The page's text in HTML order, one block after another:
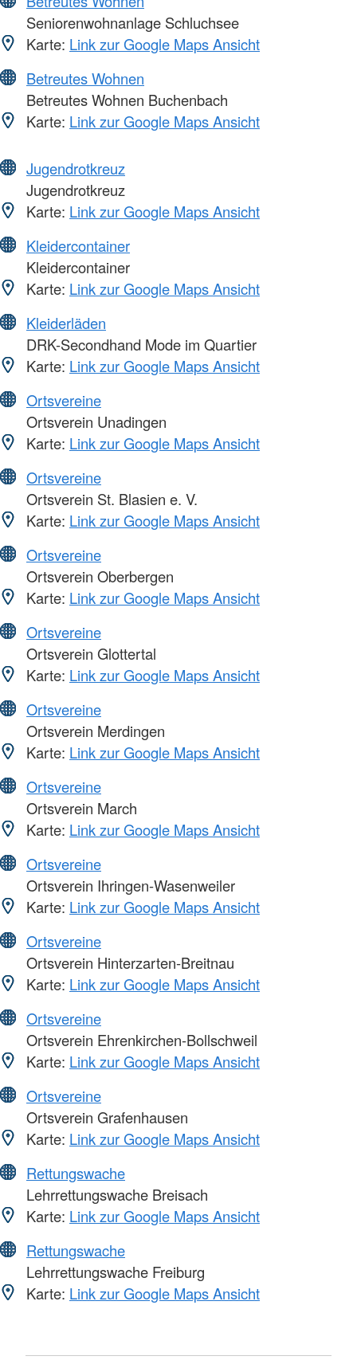
Seniorenwohnanlage Schluchsee
Karte: Link zur Google Maps Ansicht
Betreutes Wohnen
Betreutes Wohnen Buchenbach
Karte: Link zur Google Maps Ansicht
Jugendrotkreuz
Jugendrotkreuz
Karte: Link zur Google Maps Ansicht
Kleidercontainer
Kleidercontainer
Karte: Link zur Google Maps Ansicht
Kleiderläden
DRK-Secondhand Mode im Quartier
Karte: Link zur Google Maps Ansicht
Ortsvereine
Ortsverein Unadingen
Karte: Link zur Google Maps Ansicht
Ortsvereine
Ortsverein St. Blasien e. V.
Karte: Link zur Google Maps Ansicht
Ortsvereine
Ortsverein Oberbergen
Karte: Link zur Google Maps Ansicht
Ortsvereine
Ortsverein Glottertal
Karte: Link zur Google Maps Ansicht
Ortsvereine
Ortsverein Merdingen
Karte: Link zur Google Maps Ansicht
Ortsvereine
Ortsverein March
Karte: Link zur Google Maps Ansicht
Ortsvereine
Ortsverein Ihringen-Wasenweiler
Karte: Link zur Google Maps Ansicht
Ortsvereine
Ortsverein Hinterzarten-Breitnau
Karte: Link zur Google Maps Ansicht
Ortsvereine
Ortsverein Ehrenkirchen-Bollschweil
Karte: Link zur Google Maps Ansicht
Ortsvereine
Ortsverein Grafenhausen
Karte: Link zur Google Maps Ansicht
Rettungswache
Lehrrettungswache Breisach
Karte: Link zur Google Maps Ansicht
Rettungswache
Lehrrettungswache Freiburg
Karte: Link zur Google Maps Ansicht